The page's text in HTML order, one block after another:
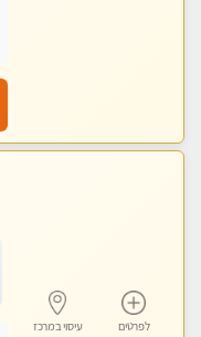
לפרטים
עיסוי במרכז